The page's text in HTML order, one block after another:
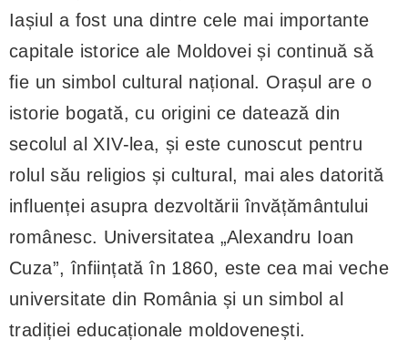
Iașiul a fost una dintre cele mai importante
capitale istorice ale Moldovei și continuă să
fie un simbol cultural național. Orașul are o
istorie bogată, cu origini ce datează din
secolul al XIV-lea, și este cunoscut pentru
rolul său religios și cultural, mai ales datorită
influenței asupra dezvoltării învățământului
românesc. Universitatea „Alexandru Ioan
Cuza”, înființată în 1860, este cea mai veche
universitate din România și un simbol al
tradiției educaționale moldovenești.